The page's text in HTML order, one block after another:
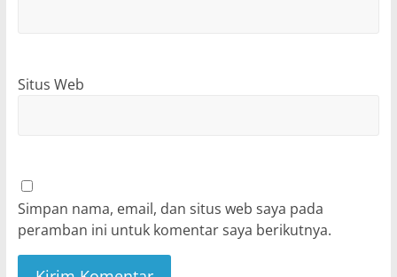
Situs Web
Simpan nama, email, dan situs web saya pada
peramban ini untuk komentar saya berikutnya.